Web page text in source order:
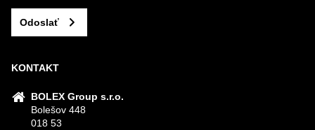
Odoslať
KONTAKT
BOLEX Group s.r.o.
Bolešov 448
018 53